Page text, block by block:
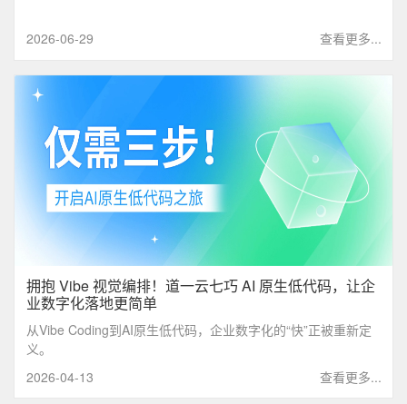
查看更多...
2026-06-29
拥抱 Vibe 视觉编排！道一云七巧 AI 原生低代码，让企
业数字化落地更简单
从Vibe Coding到AI原生低代码，企业数字化的“快”正被重新定
义。
查看更多...
2026-04-13